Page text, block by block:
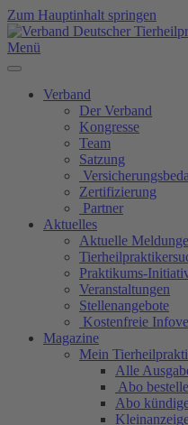
Zum Hauptinhalt springen
Menü
Verband
Der Verband
Kongresse
Team
Satzung
Zertifizierung
Partner
Aktuelles
Aktuelle
Praktikums-
Veranstaltungen
Stellenangebote
Kostenfreie
Magazine
Mein
Alle
Abo
Abo